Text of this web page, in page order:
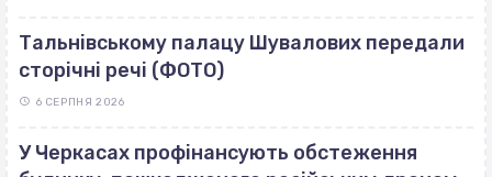
Тальнівському палацу Шувалових передали
сторічні речі (ФОТО)
6 СЕРПНЯ 2026
У Черкасах профінансують обстеження